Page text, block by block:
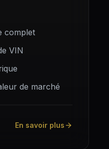
complet
VIN
de marché
En savoir plus